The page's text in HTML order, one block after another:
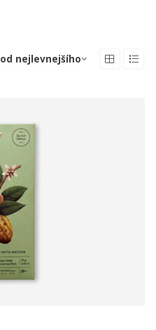
od nejlevnejšího